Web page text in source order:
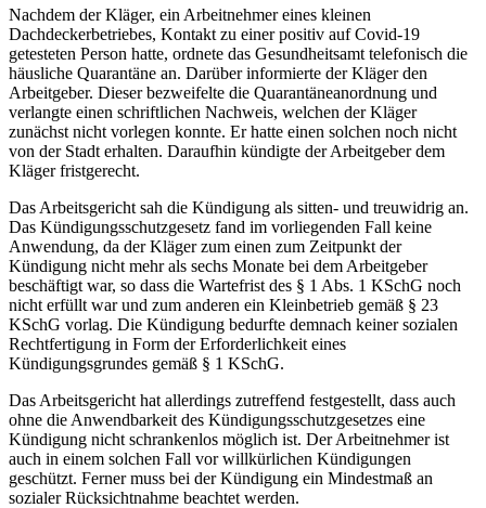
Nachdem der Kläger, ein Arbeitnehmer eines kleinen
Dachdeckerbetriebes, Kontakt zu einer positiv auf Covid-19
getesteten Person hatte, ordnete das Gesundheitsamt telefonisch die
häusliche Quarantäne an. Darüber informierte der Kläger den
Arbeitgeber. Dieser bezweifelte die Quarantäneanordnung und
verlangte einen schriftlichen Nachweis, welchen der Kläger
zunächst nicht vorlegen konnte. Er hatte einen solchen noch nicht
von der Stadt erhalten. Daraufhin kündigte der Arbeitgeber dem
Kläger fristgerecht.
Das Arbeitsgericht sah die Kündigung als sitten- und treuwidrig an.
Das Kündigungsschutzgesetz fand im vorliegenden Fall keine
Anwendung, da der Kläger zum einen zum Zeitpunkt der
Kündigung nicht mehr als sechs Monate bei dem Arbeitgeber
beschäftigt war, so dass die Wartefrist des § 1 Abs. 1 KSchG noch
nicht erfüllt war und zum anderen ein Kleinbetrieb gemäß § 23
KSchG vorlag. Die Kündigung bedurfte demnach keiner sozialen
Rechtfertigung in Form der Erforderlichkeit eines
Kündigungsgrundes gemäß § 1 KSchG.
Das Arbeitsgericht hat allerdings zutreffend festgestellt, dass auch
ohne die Anwendbarkeit des Kündigungsschutzgesetzes eine
Kündigung nicht schrankenlos möglich ist. Der Arbeitnehmer ist
auch in einem solchen Fall vor willkürlichen Kündigungen
geschützt. Ferner muss bei der Kündigung ein Mindestmaß an
sozialer Rücksichtnahme beachtet werden.